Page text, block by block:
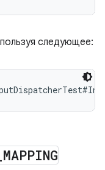
следующее:
MAPPING